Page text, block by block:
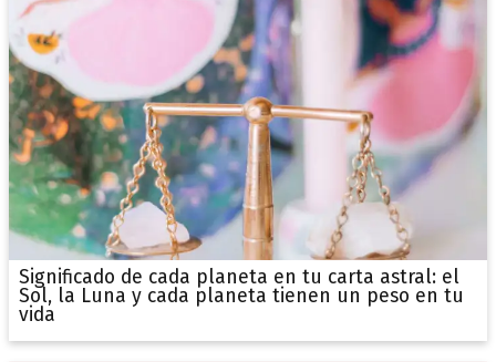
Significado de cada planeta en tu carta astral: el
Sol, la Luna y cada planeta tienen un peso en tu
vida